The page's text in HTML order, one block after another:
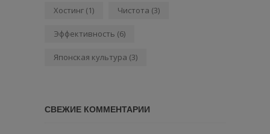
Хостинг (1) Чистота (3)
Эффективность (6)
Японская культура (3)
СВЕЖИЕ КОММЕНТАРИИ